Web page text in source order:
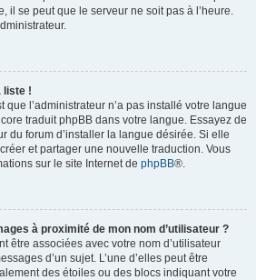
il se peut que le serveur ne soit pas à l’heure.
liste !
que l’administrateur n’a pas installé votre langue
traduit phpBB dans votre langue. Essayez de
du forum d’installer la langue désirée. Si elle
et partager une nouvelle traduction. Vous
sur le site Internet de phpBB®.
à proximité de mon nom d’utilisateur ?
être associées avec votre nom d’utilisateur
d’un sujet. L’une d’elles peut être
des étoiles ou des blocs indiquant votre